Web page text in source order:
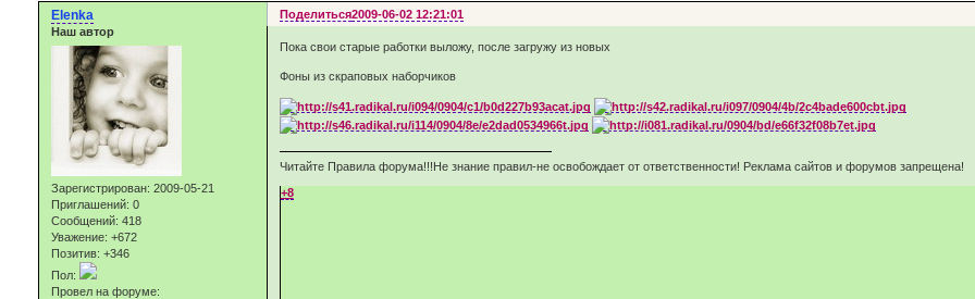
Поделиться2009-06-02 12:21:01
Elenka
Наш автор
Зарегистрирован: 2009-05-21
Приглашений: 0
Сообщений: 418
Уважение: +672
Позитив: +346
Пол:
Провел на форуме:
Пока свои старые работки выложу, после загружу из новых
Фоны из скраповых наборчиков
Читайте Правила форума!!!Не знание правил-не освобождает от ответственности! Реклама сайтов и форумов запрещена!
+8